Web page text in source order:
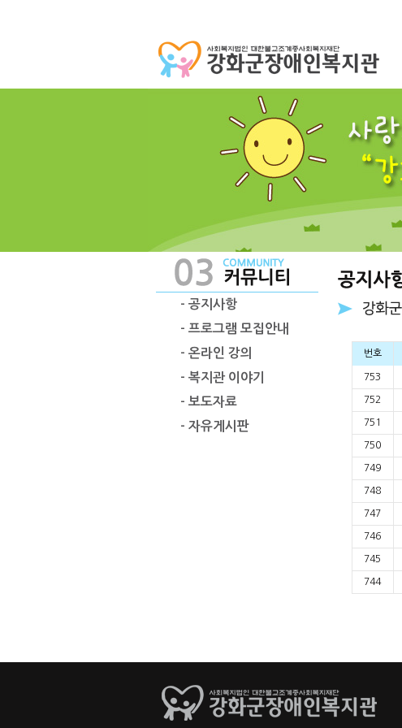
- 공지사항
- 프로그램 모집안내
- 온라인 강의
- 복지관 이야기
- 보도자료
- 자유게시판
번호
753
752
751
750
749
748
747
746
745
744